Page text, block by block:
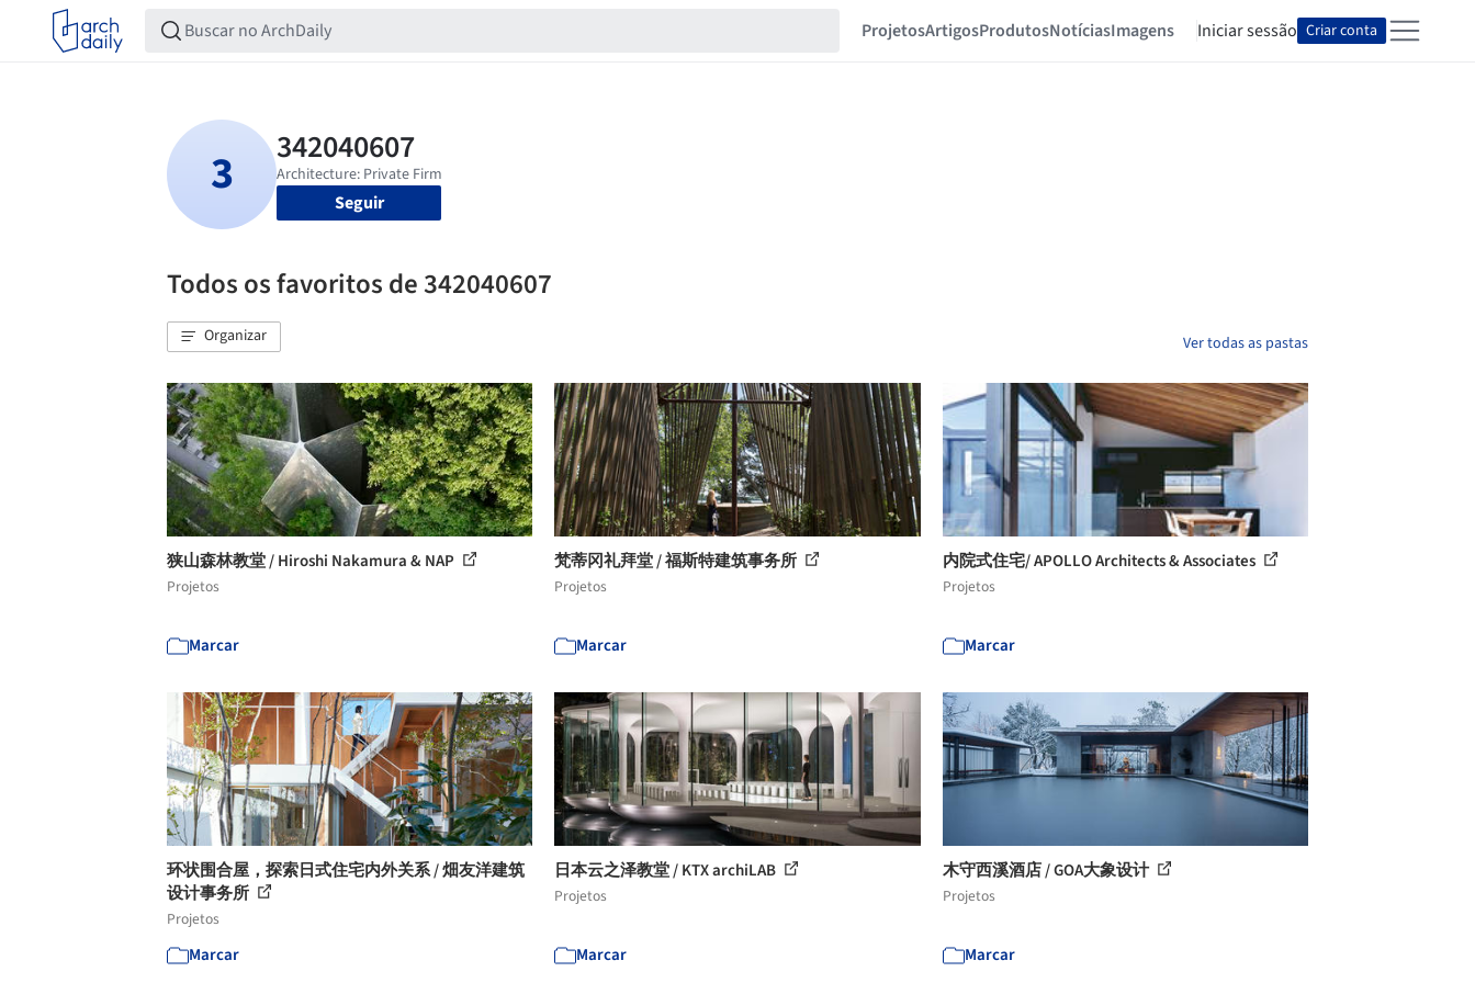
ProjetosArtigosProdutosNotíciasImagens Iniciar sessão Criar conta
Seguir
Todos os favoritos de 342040607
Organizar Ver todas as pastas
狭山森林教堂 / Hiroshi Nakamura & NAP
Projetos
Marcar
梵蒂冈礼拜堂 / 福斯特建筑事务所
Projetos
Marcar
内院式住宅/ APOLLO Architects & Associates
Projetos
Marcar
环状围合屋，探索日式住宅内外关系 / 畑友洋建筑
设计事务所
Projetos
Marcar
日本云之泽教堂 / KTX archiLAB
Projetos
Marcar
木守西溪酒店 / GOA大象设计
Projetos
Marcar